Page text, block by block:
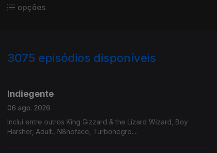
opções
3075 episódios disponíveis
Indiegente
06 ago. 2026
Inclui entre outros King Gizzard & the Lizard Wizard, Boy
Harsher, Adult., N8noface, Turbonegro....